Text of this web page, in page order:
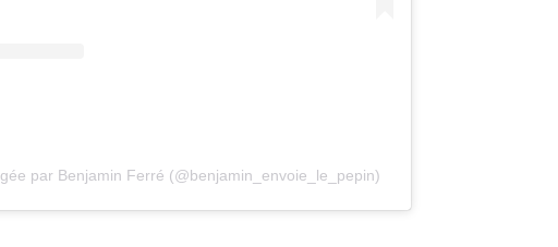
par Benjamin Ferré (@benjamin_envoie_le_pepin)